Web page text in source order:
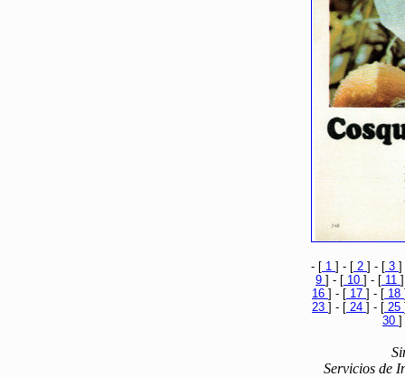
- [ 1 ] - [ 2 ] - [ 3 ]
9 ] - [ 10 ] - [ 11
16 ] - [ 17 ] - [ 18
23 ] - [ 24 ] - [ 25
30
Servicios de